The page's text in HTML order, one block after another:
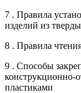
7 . Правила
изделий из
8 . Правила
9 . Способы
конструкционно-
пластиками